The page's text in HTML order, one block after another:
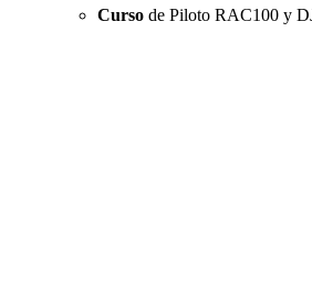
Curso de Piloto RAC100 y